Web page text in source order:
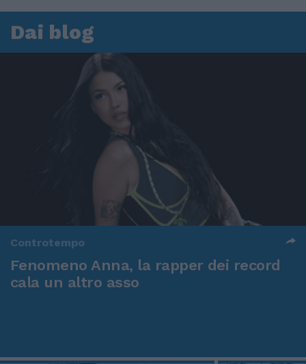
Dai blog
Controtempo
Fenomeno Anna, la rapper dei record
cala un altro asso